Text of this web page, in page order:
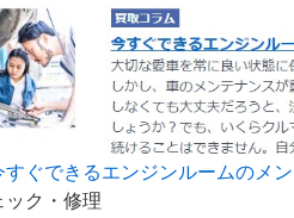
すぐできるエンジンルームのメ
ク・修理